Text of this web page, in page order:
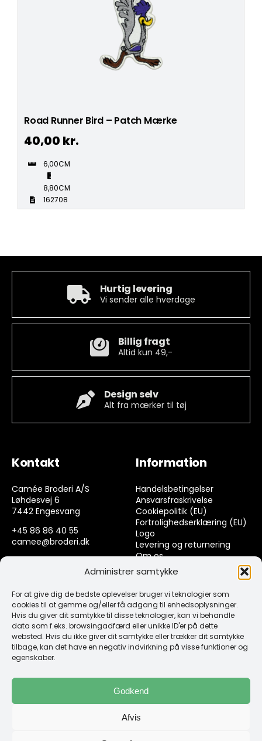
Administrer samtykke
For at give dig de bedste oplevelser bruger vi teknologier som
cookies til at gemme og/eller få adgang til enhedsoplysninger.
Hvis du giver dit samtykke til disse teknologier, kan vi behandle
data som f.eks. browsingadfærd eller unikke ID'er på dette
websted. Hvis du ikke giver dit samtykke eller trækker dit samtykke
tilbage, kan det have en negativ indvirkning på visse funktioner og
egenskaber.
Godkend
Afvis
Road Runner Bird – Patch Mærke
40,00 kr.
6,00CM
8,80CM
162708
Hurtig levering
Vi sender alle hverdage
Billig fragt
Altid kun 49,-
Design selv
Alt fra mærker til tøj
Kontakt
Camée Broderi A/S
Løhdesvej 6
7442 Engesvang
+45 86 86 40 55
camee@broderi.dk
Information
Handelsbetingelser
Ansvarsfraskrivelse
Cookiepolitik (EU)
Fortrolighedserklæring (EU)
Logo
Levering og returnering
Om os
Kontakt
Links
Spørgsmål & Svar
Tråd
Design selv guide
Konto
Log ind